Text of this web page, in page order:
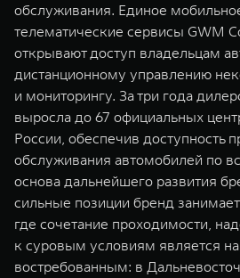
обслуживания. Единое
телематические сервисы GWM
открывают доступ владельцам
дистанционному управлению
и мониторингу. За три года
выросла до 67 официальных
России, обеспечив доступность
обслуживания автомобилей по
основа дальнейшего развития
сильные позиции бренд
где сочетание проходимости,
к суровым условиям является
востребованным: в